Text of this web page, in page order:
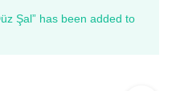
Şal” has been added to